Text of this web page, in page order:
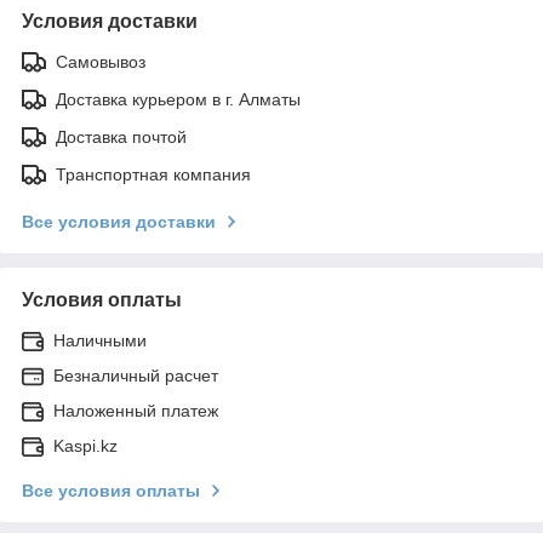
Условия доставки
Самовывоз
Доставка курьером в г. Алматы
Доставка почтой
Транспортная компания
Все условия доставки
Условия оплаты
Наличными
Безналичный расчет
Наложенный платеж
Kaspi.kz
Все условия оплаты